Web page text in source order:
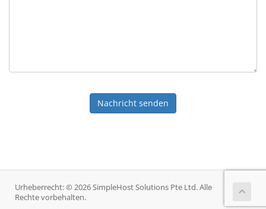
Nachricht senden
Urheberrecht: © 2026 SimpleHost Solutions Pte Ltd. Alle
Rechte vorbehalten.